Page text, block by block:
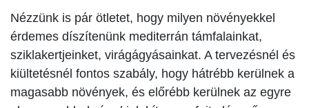
Nézzünk is pár ötletet, hogy milyen növényekkel
érdemes díszítenünk mediterrán támfalainkat,
sziklakertjeinket, virágágyásainkat. A tervezésnél és
kiültetésnél fontos szabály, hogy hátrébb kerülnek a
magasabb növények, és előrébb kerülnek az egyre